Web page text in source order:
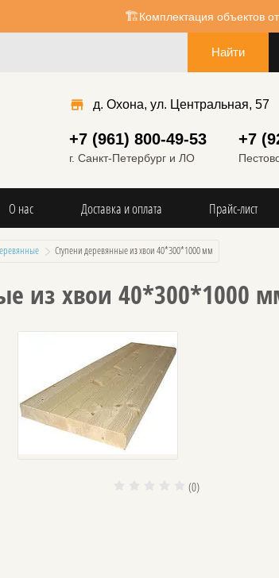
🏗️Комплектация объектов
д. Охона, ул. Центральная, 57
+7 (961) 800-49-53
г. Санкт-Петербург и ЛО
+7
О нас Доставка и оплата Прайс-лист
  Ступени деревянные из хвои 40*300*1000 мм
из хвои 40*300*1000
(0)